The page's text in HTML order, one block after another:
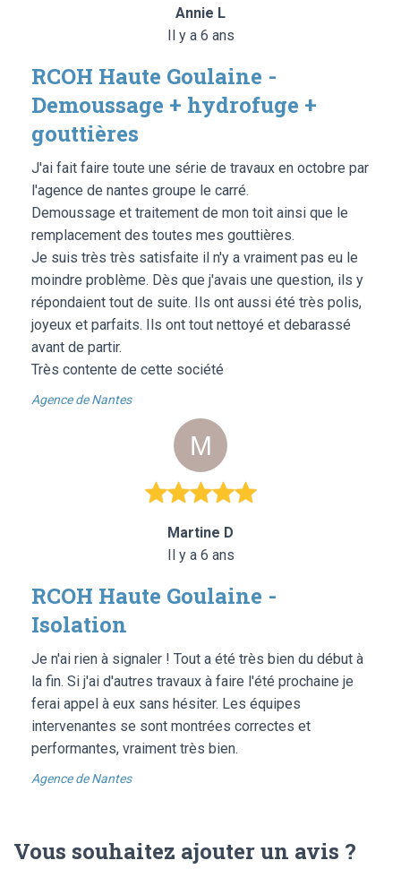
Annie L
Il y a 6 ans
RCOH Haute Goulaine -
Demoussage + hydrofuge +
gouttières
J'ai fait faire toute une série de travaux en octobre par
l'agence de nantes groupe le carré.
Demoussage et traitement de mon toit ainsi que le
remplacement des toutes mes gouttières.
Je suis très très satisfaite il n'y a vraiment pas eu le
moindre problème. Dès que j'avais une question, ils y
répondaient tout de suite. Ils ont aussi été très polis,
joyeux et parfaits. Ils ont tout nettoyé et debarassé
avant de partir.
Très contente de cette société
Agence de Nantes
Martine D
Il y a 6 ans
RCOH Haute Goulaine -
Isolation
Je n'ai rien à signaler ! Tout a été très bien du début à
la fin. Si j'ai d'autres travaux à faire l'été prochaine je
ferai appel à eux sans hésiter. Les équipes
intervenantes se sont montrées correctes et
performantes, vraiment très bien.
Agence de Nantes
Vous souhaitez ajouter un avis ?